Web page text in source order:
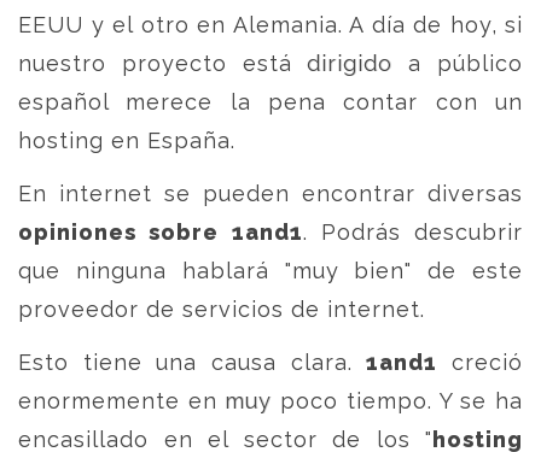
EEUU y el otro en Alemania. A día de hoy, si
nuestro proyecto está dirigido a público
español merece la pena contar con un
hosting en España.
En internet se pueden encontrar diversas
opiniones sobre 1and1. Podrás descubrir
que ninguna hablará "muy bien" de este
proveedor de servicios de internet.
Esto tiene una causa clara.1and1
creció
enormemente en muy poco tiempo. Y se ha
encasillado en el sector de los " hosting